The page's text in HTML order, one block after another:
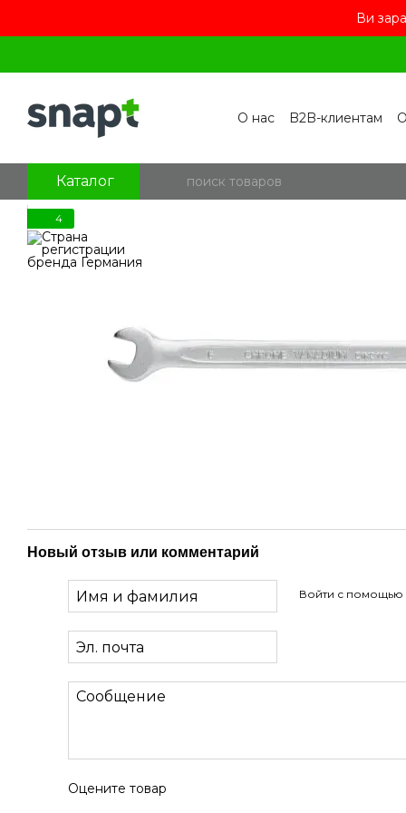
Ви
О нас B2B-клиентам
Каталог
4
Новый отзыв или комментарий
Войти с помощью
Оцените товар